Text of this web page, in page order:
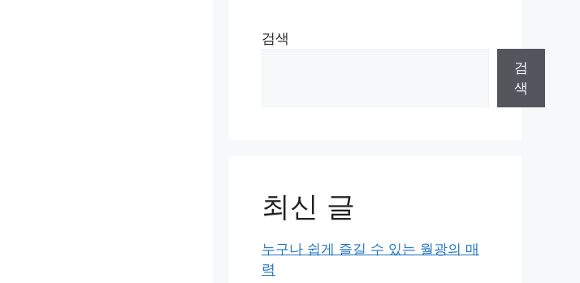
검색
검
색
최신 글
누구나 쉽게 즐길 수 있는 월광의 매
력